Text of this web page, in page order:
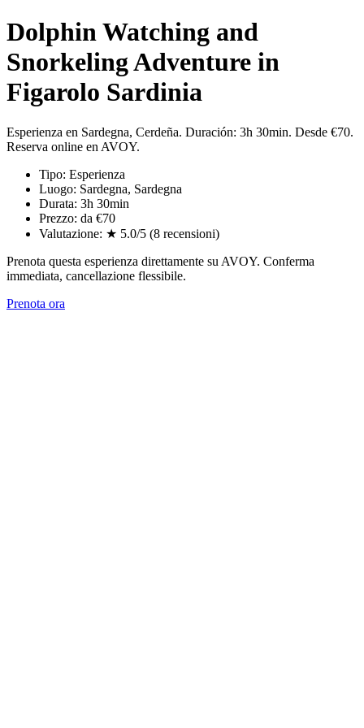
Dolphin Watching and
Snorkeling Adventure in
Figarolo Sardinia
Esperienza en Sardegna, Cerdeña. Duración: 3h 30min. Desde €70.
Reserva online en AVOY.
Tipo: Esperienza
Luogo: Sardegna, Sardegna
Durata: 3h 30min
Prezzo: da €70
Valutazione: ★ 5.0/5 (8 recensioni)
Prenota questa esperienza direttamente su AVOY. Conferma
immediata, cancellazione flessibile.
Prenota ora